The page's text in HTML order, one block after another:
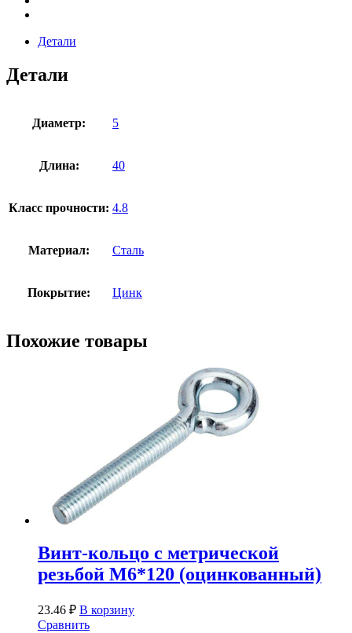
Детали
Детали
Диаметр: 5
Длина: 40
Класс прочности: 4.8
Материал: Сталь
Покрытие: Цинк
Похожие товары
Винт-кольцо с метрической
резьбой М6*120 (оцинкованный)
23.46 ₽ В корзину
Сравнить